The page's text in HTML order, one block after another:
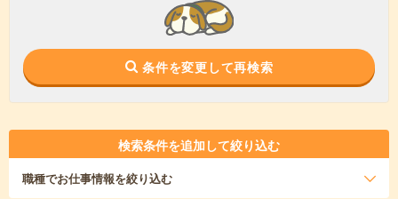
条件を変更して再検索
検索条件を追加して絞り込む
職種でお仕事情報を絞り込む